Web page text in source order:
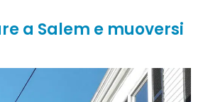
a Salem e muoversi